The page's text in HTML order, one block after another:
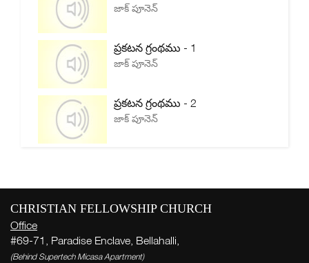
జాక్ పూనెన్
ప్రకటన గ్రంథము - 1
జాక్ పూనెన్
ప్రకటన గ్రంథము - 2
జాక్ పూనెన్
CHRISTIAN FELLOWSHIP CHURCH
Office
#69-71, Paradise Enclave, Bellahalli,
(Behind Supertech Micasa Apartment)